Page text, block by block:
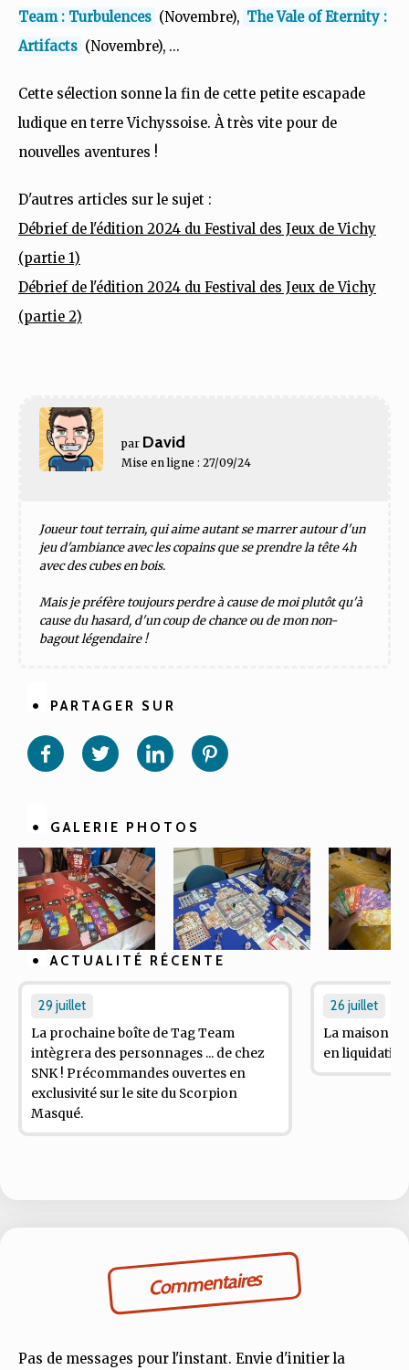
Team : Turbulences (Novembre), The Vale of Eternity :
Artifacts (Novembre), ...
Cette sélection sonne la fin de cette petite escapade
ludique en terre Vichyssoise. À très vite pour de
nouvelles aventures !
D'autres articles sur le sujet :
Débrief de l'édition 2024 du Festival des Jeux de Vichy
(partie 1)
Débrief de l'édition 2024 du Festival des Jeux de Vichy
(partie 2)
par David
Mise en ligne : 27/09/24
Joueur tout terrain, qui aime autant se marrer autour d'un
jeu d'ambiance avec les copains que se prendre la tête 4h
avec des cubes en bois.
Mais je préfère toujours perdre à cause de moi plutôt qu'à
cause du hasard, d'un coup de chance ou de mon non-
bagout légendaire !
PARTAGER SUR
Partager
sur
Partager
sur sur
GALERIE PHOTOS
ACTUALITÉ RÉCENTE
29 juillet
La prochaine boîte deTag Team
intègrera des personnages ... de chez
SNK ! Précommandes ouvertes en
exclusivité sur le site du Scorpion
Masqué.
26 juillet
La maison
en
Commentaires
Pas de messages pour l'instant. Envie d'initier la